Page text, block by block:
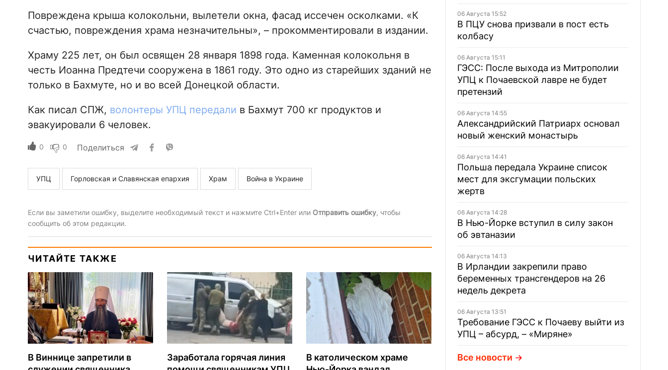
Повреждена крыша колокольни, вылетели окна, фасад иссечен осколками. «К
счастью, повреждения храма незначительны», – прокомментировали в издании.
Храму 225 лет, он был освящен 28 января 1898 года. Каменная колокольня в
честь Иоанна Предтечи сооружена в 1861 году. Это одно из старейших зданий не
только в Бахмуте, но и во всей Донецкой области.
Как писал СПЖ, волонтеры УПЦ передали в Бахмут 700 кг продуктов и
эвакуировали 6 человек.
0 0 Поделиться
УПЦ Горловская и Славянская епархия Храм Война в Украине
Если вы заметили ошибку, выделите необходимый текст и нажмите Ctrl+Enter или Отправить ошибку, чтобы
сообщить об этом редакции.
ЧИТАЙТЕ ТАКЖЕ
В Виннице запретили в
Заработала горячая линия
В католическом храме
06 Августа 15:52
В ПЦУ снова призвали в пост есть
колбасу
06 Августа 15:11
ГЭСС: После выхода из Митрополии
УПЦ к Почаевской лавре не будет
претензий
06 Августа 14:55
Александрийский Патриарх основал
новый женский монастырь
06 Августа 14:41
Польша передала Украине список
мест для эксгумации польских
жертв
06 Августа 14:28
В Нью-Йорке вступил в силу закон
об эвтаназии
06 Августа 14:13
В Ирландии закрепили право
беременных трансгендеров на 26
недель декрета
06 Августа 13:51
Требование ГЭСС к Почаеву выйти из
УПЦ – абсурд, – «Миряне»
Все новости